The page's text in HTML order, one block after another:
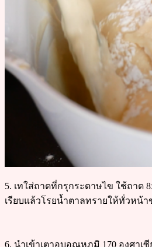
5. เทใส่ถาดที่กรุกระดาษไข ใช้ถาด
เรียบแล้วโรยน้ำตาลทรายให้ทั่วหน้า
6. นำเข้าเตาอบอุณหภูมิ 170 องศาเ